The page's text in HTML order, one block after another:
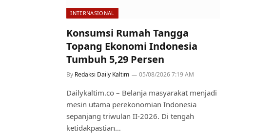
INTERNASIONAL
Konsumsi Rumah Tangga
Topang Ekonomi Indonesia
Tumbuh 5,29 Persen
By Redaksi Daily Kaltim 05/08/2026 7:19 AM
Dailykaltim.co – Belanja masyarakat menjadi
mesin utama perekonomian Indonesia
sepanjang triwulan II-2026. Di tengah
ketidakpastian…